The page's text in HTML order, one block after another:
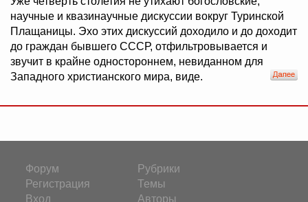
научные и квазинаучные дискуссии вокруг Туринской
Плащаницы. Эхо этих дискуссий доходило и до доходит
до граждан бывшего СССР, отфильтровывается и
звучит в крайне одностороннем, невиданном для
Западного христианского мира, виде.
Форум
Регистрация
Вход
Рубрики
Темы
Авторы